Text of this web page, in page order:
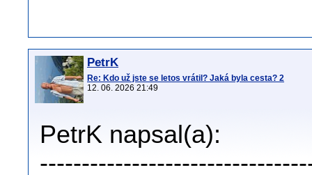
PetrK
Re: Kdo už jste se letos vrátil? Jaká byla cesta? 2
12. 06. 2026 21:49
PetrK napsal(a):